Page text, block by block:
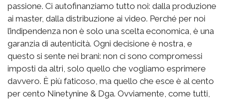
passione. Ci autofinanziamo tutto noi: dalla produzione
ai master, dalla distribuzione ai video. Perché per noi
l’indipendenza non è solo una scelta economica, è una
garanzia di autenticità. Ogni decisione è nostra, e
questo si sente nei brani: non ci sono compromessi
imposti da altri, solo quello che vogliamo esprimere
davvero. È più faticoso, ma quello che esce è al cento
per cento Ninetynine & Dga. Ovviamente, come tutti,